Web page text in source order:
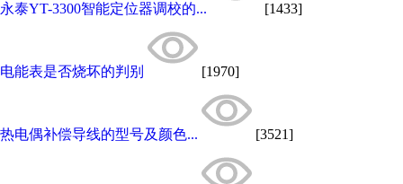
永泰YT-3300智能定位器调校的... [1433]
电能表是否烧坏的判别 [1970]
热电偶补偿导线的型号及颜色... [3521]